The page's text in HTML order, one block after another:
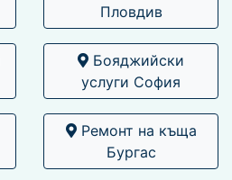
Пловдив
Бояджийски
услуги София
Ремонт на къща
Бургас